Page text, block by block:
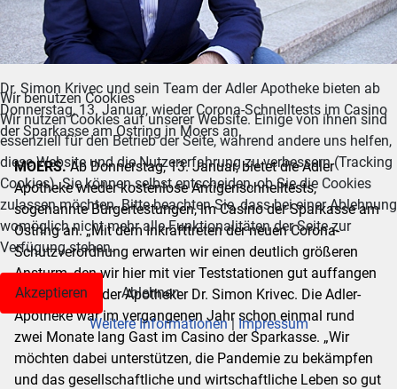
Dr. Simon Krivec und sein Team der Adler Apotheke bieten ab
Donnerstag, 13. Januar, wieder Corona-Schnelltests im Casino
der Sparkasse am Ostring in Moers an.
MOERS.Ab Donnerstag, 13. Januar, bietet die Adler
Apotheke wieder kostenlose Antigenschnelltests,
sogenannte Bürgertestungen, im Casino der Sparkasse am
Ostring an. „Mit dem Inkrafttreten der neuen Corona-
Schutzverordnung erwarten wir einen deutlich größeren
Ansturm, den wir hier mit vier Teststationen gut auffangen
können“, sagt der Apotheker Dr. Simon Krivec. Die Adler-
Apotheke war im vergangenen Jahr schon einmal rund
zwei Monate lang Gast im Casino der Sparkasse. „Wir
möchten dabei unterstützen, die Pandemie zu bekämpfen
und das gesellschaftliche und wirtschaftliche Leben so gut
Wir benutzen Cookies
Wir nutzen Cookies auf unserer Website. Einige von ihnen sind
essenziell für den Betrieb der Seite, während andere uns helfen,
diese Website und die Nutzererfahrung zu verbessern (Tracking
Cookies). Sie können selbst entscheiden, ob Sie die Cookies
zulassen möchten. Bitte beachten Sie, dass bei einer Ablehnung
womöglich nicht mehr alle Funktionalitäten der Seite zur
Verfügung stehen.
Akzeptieren
Ablehnen
Weitere Informationen| Impressum